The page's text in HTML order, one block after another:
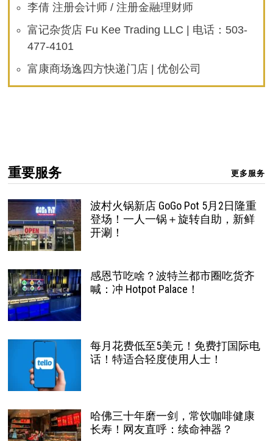
李倩 注册会计师 / 注册金融理财师
富记杂货店 Fu Kee Trading LLC | 电话：503-
477-4101
富康商场逸四方快递门店 | 优创公司
重要服务 更多服务
波村火锅新店 GoGo Pot 5月2日隆重
登场！一人一锅＋旋转自助，新鲜
开涮！
感恩节吃啥？波特兰都市圈吃货齐
喊：冲 Hotpot Palace！
每月花费低至5美元！免费打国际电
话！特适合轻度使用人士！
哈佛三十年磨一剑，常饮咖啡健康
长寿！网友直呼：续命神器？